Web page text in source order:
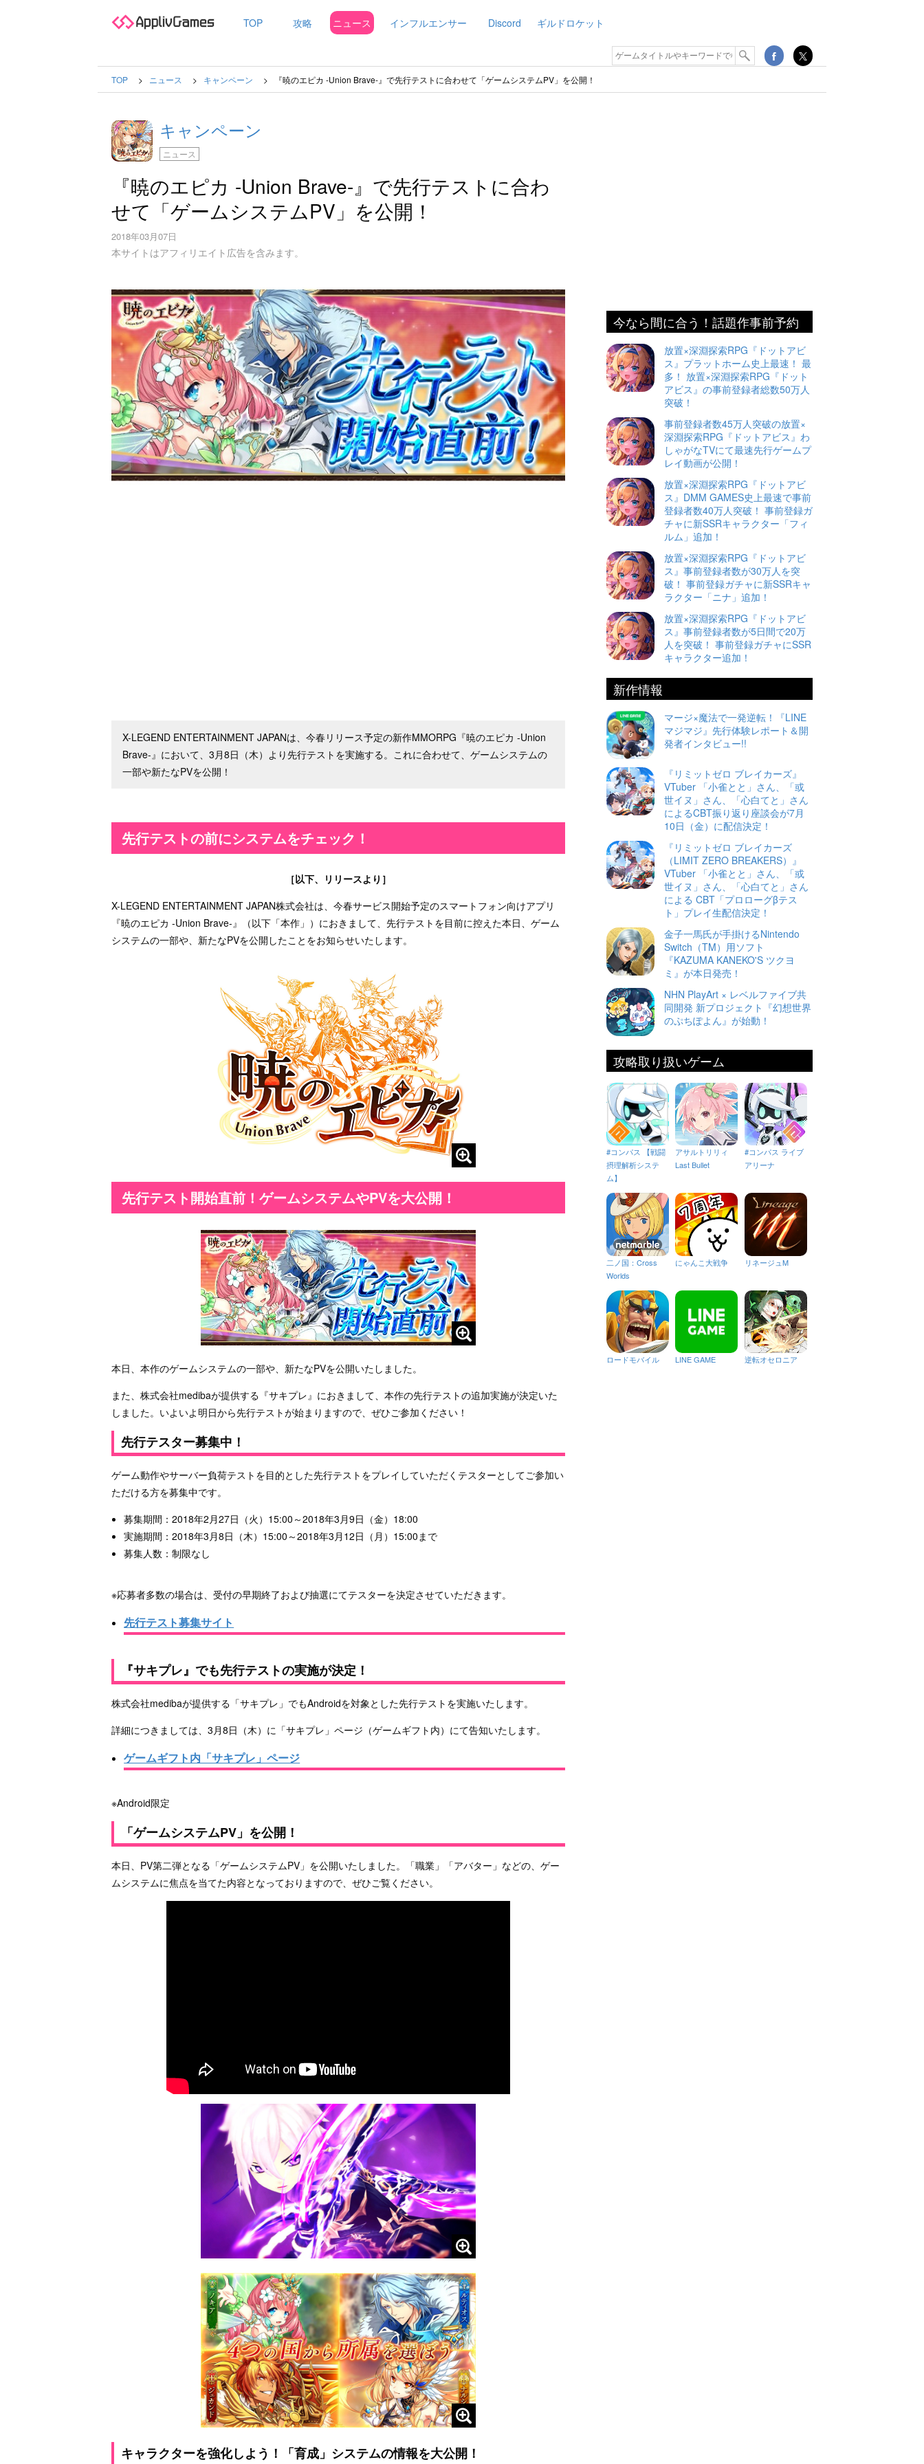
TOP 攻略 ニュース インフルエンサー Discord ギルドロケット
TOP ニュース キャンペーン 『暁のエピカ -Union Brave-』で先行テストに合わせて「ゲームシステムPV」を公開！
キャンペーン
ニュース
『暁のエピカ -Union Brave-』で先行テストに合わ
せて「ゲームシステムPV」を公開！
2018年03月07日
本サイトはアフィリエイト広告を含みます。
X-LEGEND ENTERTAINMENT JAPANは、今春リリース予定の新作MMORPG『暁のエピカ -Union
Brave-』において、3月8日（木）より先行テストを実施する。これに合わせて、ゲームシステムの
一部や新たなPVを公開！
先行テストの前にシステムをチェック！
［以下、リリースより］
X-LEGEND ENTERTAINMENT JAPAN株式会社は、今春サービス開始予定のスマートフォン向けアプリ
『暁のエピカ -Union Brave-』（以下「本作」）におきまして、先行テストを目前に控えた本日、ゲーム
システムの一部や、新たなPVを公開したことをお知らせいたします。
先行テスト開始直前！ゲームシステムやPVを大公開！
本日、本作のゲームシステムの一部や、新たなPVを公開いたしました。
また、株式会社medibaが提供する『サキプレ』におきまして、本作の先行テストの追加実施が決定いた
しました。いよいよ明日から先行テストが始まりますので、ぜひご参加ください！
先行テスター募集中！
ゲーム動作やサーバー負荷テストを目的とした先行テストをプレイしていただくテスターとしてご参加い
ただける方を募集中です。
募集期間：2018年2月27日（火）15:00～2018年3月9日（金）18:00
実施期間：2018年3月8日（木）15:00～2018年3月12日（月）15:00まで
募集人数：制限なし
※応募者多数の場合は、受付の早期終了および抽選にてテスターを決定させていただきます。
先行テスト募集サイト
『サキプレ』でも先行テストの実施が決定！
株式会社medibaが提供する「サキプレ」でもAndroidを対象とした先行テストを実施いたします。
詳細につきましては、3月8日（木）に「サキプレ」ページ（ゲームギフト内）にて告知いたします。
ゲームギフト内「サキプレ」ページ
※Android限定
「ゲームシステムPV」を公開！
本日、PV第二弾となる「ゲームシステムPV」を公開いたしました。「職業」「アバター」などの、ゲー
ムシステムに焦点を当てた内容となっておりますので、ぜひご覧ください。
キャラクターを強化しよう！「育成」システムの情報を大公開！
今なら間に合う！話題作事前予約
放置×深淵探索RPG『ドットアビ
ス』プラットホーム史上最速！ 最
多！ 放置×深淵探索RPG『ドット
アビス』の事前登録者総数50万人
突破！
事前登録者数45万人突破の放置×
深淵探索RPG『ドットアビス』わ
しゃがなTVにて最速先行ゲームプ
レイ動画が公開！
放置×深淵探索RPG『ドットアビ
ス』DMM GAMES史上最速で事前
登録者数40万人突破！ 事前登録ガ
チャに新SSRキャラクター「フィ
ルム」追加！
放置×深淵探索RPG『ドットアビ
ス』事前登録者数が30万人を突
破！ 事前登録ガチャに新SSRキャ
ラクター「ニナ」追加！
放置×深淵探索RPG『ドットアビ
ス』事前登録者数が5日間で20万
人を突破！ 事前登録ガチャにSSR
キャラクター追加！
新作情報
マージ×魔法で一発逆転！『LINE
マジマジ』先行体験レポート＆開
発者インタビュー!!
『リミットゼロ ブレイカーズ』
VTuber 「小雀とと」さん、「或
世イヌ」さん、「心白てと」さん
によるCBT振り返り座談会が7月
10日（金）に配信決定！
『リミットゼロ ブレイカーズ
（LIMIT ZERO BREAKERS）』
VTuber 「小雀とと」さん、「或
世イヌ」さん、「心白てと」さん
による CBT「プロローグβテス
ト」プレイ生配信決定！
金子一馬氏が手掛けるNintendo
Switch（TM）用ソフト
『KAZUMA KANEKO'S ツクヨ
ミ』が本日発売！
NHN PlayArt × レベルファイブ共
同開発 新プロジェクト『幻想世界
のぷちぽよん』が始動！
攻略取り扱いゲーム
#コンパス 【戦闘
摂理解析システ
ム】
アサルトリリィ
Last Bullet
#コンパス ライブ
アリーナ
二ノ国：Cross
Worlds
にゃんこ大戦争 リネージュM
ロードモバイル LINE GAME 逆転オセロニア